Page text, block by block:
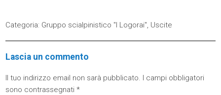
Categoria: Gruppo scialpinistico "I Logorai", Uscite
Lascia un commento
Il tuo indirizzo email non sarà pubblicato. I campi obbligatori
sono contrassegnati*